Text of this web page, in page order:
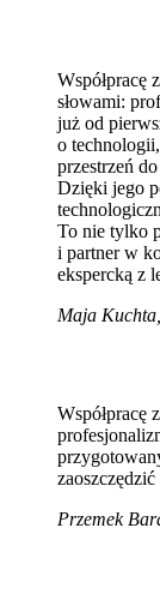
Współpracę
słowami:
już od
o
przestrzeń
Dzięki jego
To nie tylko
i partner w
ekspercką z
Maja Kuchta
Współpracę
Przemek